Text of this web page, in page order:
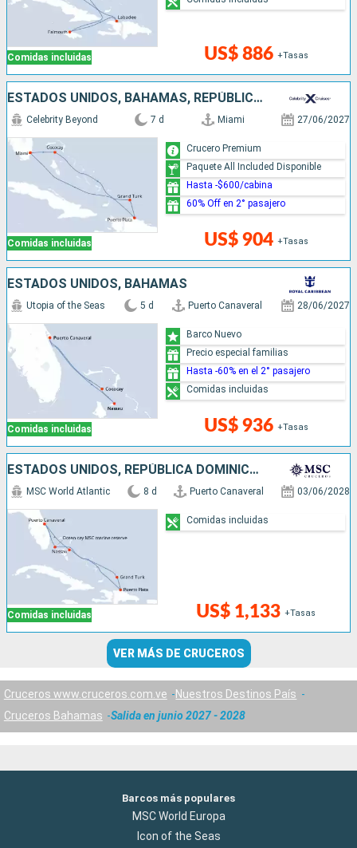
Comidas incluidas US$ 886 +Tasas
ESTADOS UNIDOS, BAHAMAS, REPÚBLICA DOMINICANA
Comidas incluidas
Celebrity Beyond 7 d Miami 27/06/2027
US$ 904 +Tasas
Crucero Premium
Paquete All Included Disponible
Hasta -$600/cabina
60% Off en 2° pasajero
ESTADOS UNIDOS, BAHAMAS
Comidas incluidas
Utopia of the Seas 5 d Puerto Canaveral 28/06/2027
US$ 936 +Tasas
Barco Nuevo
Precio especial familias
Hasta -60% en el 2° pasajero
Comidas incluidas
ESTADOS UNIDOS, REPÚBLICA DOMINICANA, BAHAMAS
Comidas incluidas
MSC World Atlantic 8 d Puerto Canaveral 03/06/2028
US$ 1,133 +Tasas
Comidas incluidas
VER MÁS DE CRUCEROS
Cruceros www.cruceros.com.ve
Nuestros Destinos País
Cruceros Bahamas
Salida en junio 2027 - 2028
Barcos más populares
MSC World Europa
Icon of the Seas